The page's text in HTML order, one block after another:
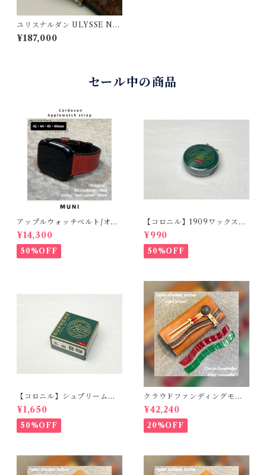
ユリスナルダン ULYSSE NA
RDIN SS 手巻き 1950s ビン
テージウォッチ & 無二・時計
¥187,000
セール中の商品
アップルウォッチベルト/オイ
ルコードバン・レッド・フラ
ット（For 42/44/45/49m
m）時計バンド
¥14,300
50%OFF
【コロニル】1909ワックスポ
リッシュ バーガンディ（革
靴用）
¥990
50%OFF
【コロニル】シュプリームク
リームDX バーガンディ
¥1,650
50%OFF
クラウドファンディングモデ
ル！Cactus・カクタス ロン
グウォレット（CWBL-03）
インレイ・クロコダイル × イ
タリアンショルダーレザー
¥42,240
20%OFF